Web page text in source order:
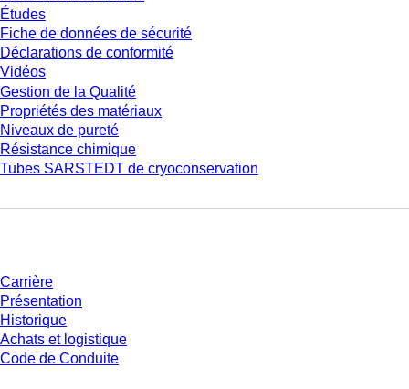
Études
Fiche de données de sécurité
Déclarations de conformité
Vidéos
Gestion de la Qualité
Propriétés des matériaux
Niveaux de pureté
Résistance chimique
Tubes SARSTEDT de cryoconservation
Carrière
Présentation
Historique
Achats et logistique
Code de Conduite